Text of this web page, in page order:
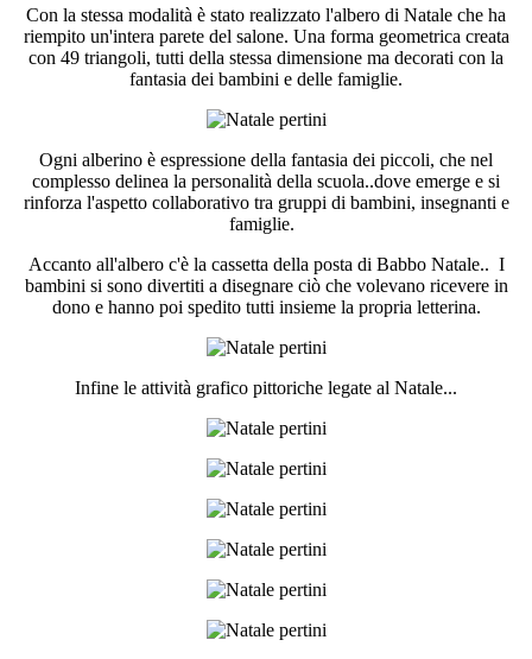
Con la stessa modalità è stato realizzato l'albero di Natale che ha
riempito un'intera parete del salone. Una forma geometrica creata
con 49 triangoli, tutti della stessa dimensione ma decorati con la
fantasia dei bambini e delle famiglie.
Ogni alberino è espressione della fantasia dei piccoli, che nel
complesso delinea la personalità della scuola..dove emerge e si
rinforza l'aspetto collaborativo tra gruppi di bambini, insegnanti e
famiglie.
Accanto all'albero c'è la cassetta della posta di Babbo Natale.. I
bambini si sono divertiti a disegnare ciò che volevano ricevere in
dono e hanno poi spedito tutti insieme la propria letterina.
Infine le attività grafico pittoriche legate al Natale...